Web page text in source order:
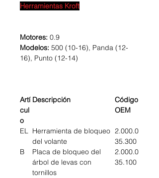
Herramientas Kroft
Motores: 0.9
Modelos: 500 (10-16), Panda (12-
16), Punto (12-14)
Artí
cul
o
Descripción
Código
OEM
EL Herramienta de bloqueo
del volante
2.000.0
35.300
B
Placa de bloqueo del
árbol de levas con
tornillos
2.000.0
35.100